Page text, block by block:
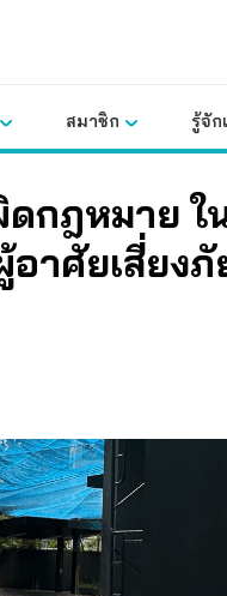
สมาชิก รู้จัก
ดกฎหมาย ใ
าศัยเสี่ยงภั